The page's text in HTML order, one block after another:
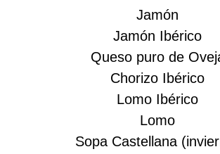
Jamón
Jamón Ibérico
Queso puro de
Chorizo Ibérico
Lomo Ibérico
Lomo
Sopa Castellana